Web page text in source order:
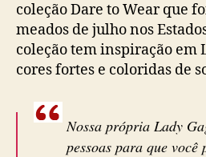
coleção Dare to Wear que
meados de julho nos
coleção tem inspiração em
cores fortes e coloridas de
Nossa própria Lady
pessoas para que